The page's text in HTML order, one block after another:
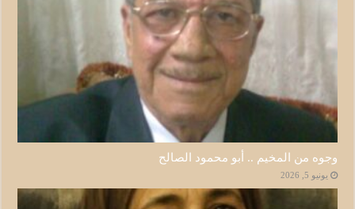
وجوه من المخيم .. أبو محمود الصالح
يونيو 5, 2026